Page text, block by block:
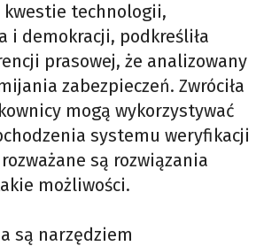
kwestie technologii,
i demokracji, podkreśliła
prasowej, że analizowany
zabezpieczeń. Zwróciła
mogą wykorzystywać
systemu weryfikacji
są rozwiązania
możliwości.
są narzędziem